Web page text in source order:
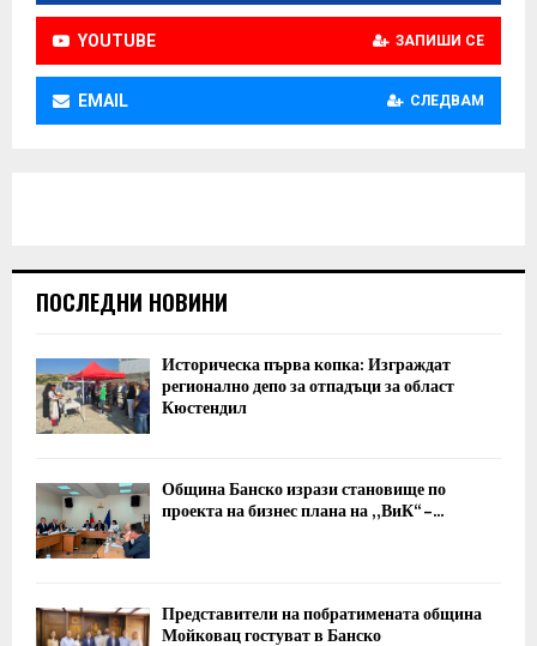
YOUTUBE ЗАПИШИ СЕ
EMAIL СЛЕДВАМ
ПОСЛЕДНИ НОВИНИ
Историческа първа копка: Изграждат
регионално депо за отпадъци за област
Кюстендил
Община Банско изрази становище по
проекта на бизнес плана на „ВиК“ –...
Представители на побратимената община
Мойковац гостуват в Банско